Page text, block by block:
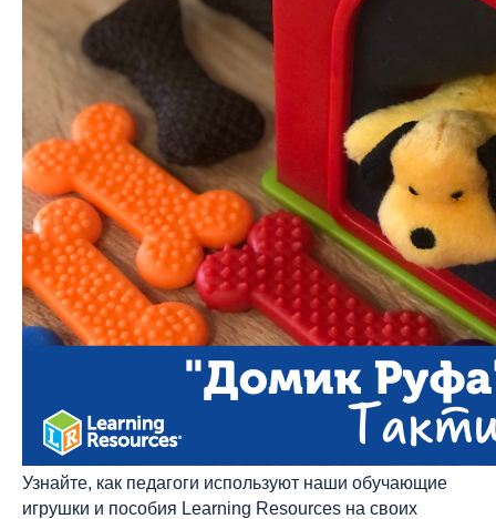
Узнайте, как педагоги используют наши обучающие
игрушки и пособия Learning Resources на своих